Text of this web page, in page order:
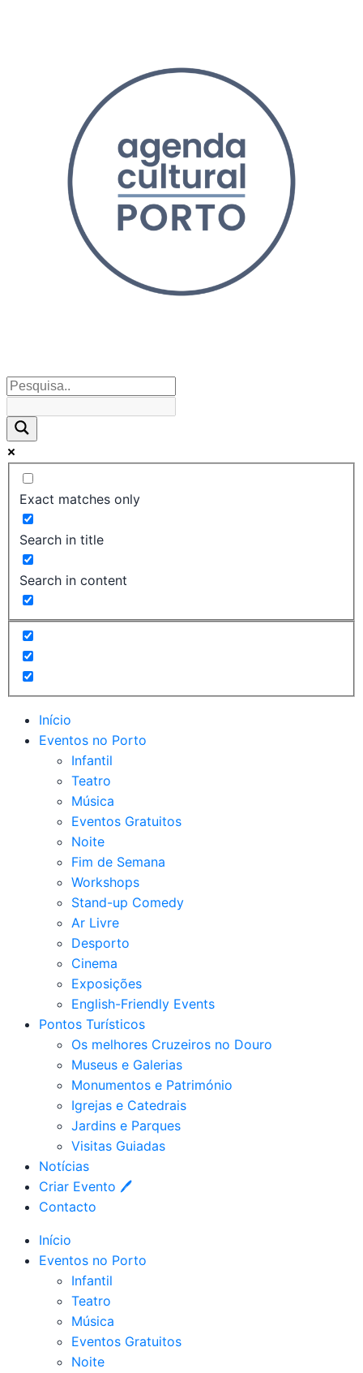
Exact matches only
Search in title
Search in content
Início
Eventos no Porto
Infantil
Teatro
Música
Eventos Gratuitos
Noite
Fim de Semana
Workshops
Stand-up Comedy
Ar Livre
Desporto
Cinema
Exposições
English-Friendly Events
Pontos Turísticos
Os melhores Cruzeiros no Douro​
Museus e Galerias
Monumentos e Património
Igrejas e Catedrais
Jardins e Parques
Visitas Guiadas
Notícias
Criar Evento 🖊
Contacto
Início
Eventos no Porto
Infantil
Teatro
Música
Eventos Gratuitos
Noite